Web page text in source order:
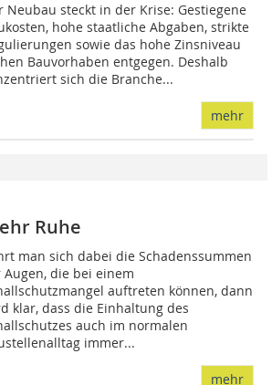
Neubau steckt in der Krise: Gestiegene
hohe staatliche Abgaben, strikte
sowie das hohe Zinsniveau
Bauvorhaben entgegen. Deshalb
sich die Branche...
mehr
Ruhe
man sich dabei die Schadenssummen
Augen, die bei einem
auftreten können, dann
klar, dass die Einhaltung des
auch im normalen
immer...
mehr